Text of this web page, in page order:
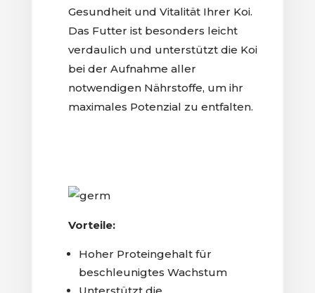
Gesundheit und Vitalität Ihrer Koi.
Das Futter ist besonders leicht
verdaulich und unterstützt die Koi
bei der Aufnahme aller
notwendigen Nährstoffe, um ihr
maximales Potenzial zu entfalten.
Vorteile:
Hoher Proteingehalt für
beschleunigtes Wachstum